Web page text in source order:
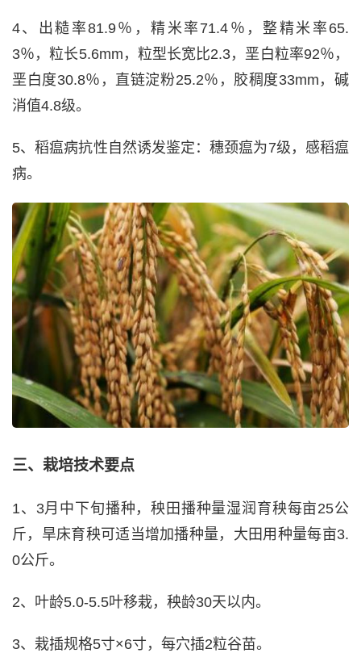
4、出糙率81.9％，精米率71.4％，整精米率65.
3％，粒长5.6mm，粒型长宽比2.3，垩白粒率92％，
垩白度30.8％，直链淀粉25.2％，胶稠度33mm，碱
消值4.8级。
5、稻瘟病抗性自然诱发鉴定：穗颈瘟为7级，感稻瘟
病。
三、栽培技术要点
1、3月中下旬播种，秧田播种量湿润育秧每亩25公
斤，旱床育秧可适当增加播种量，大田用种量每亩3.
0公斤。
2、叶龄5.0-5.5叶移栽，秧龄30天以内。
3、栽插规格5寸×6寸，每穴插2粒谷苗。